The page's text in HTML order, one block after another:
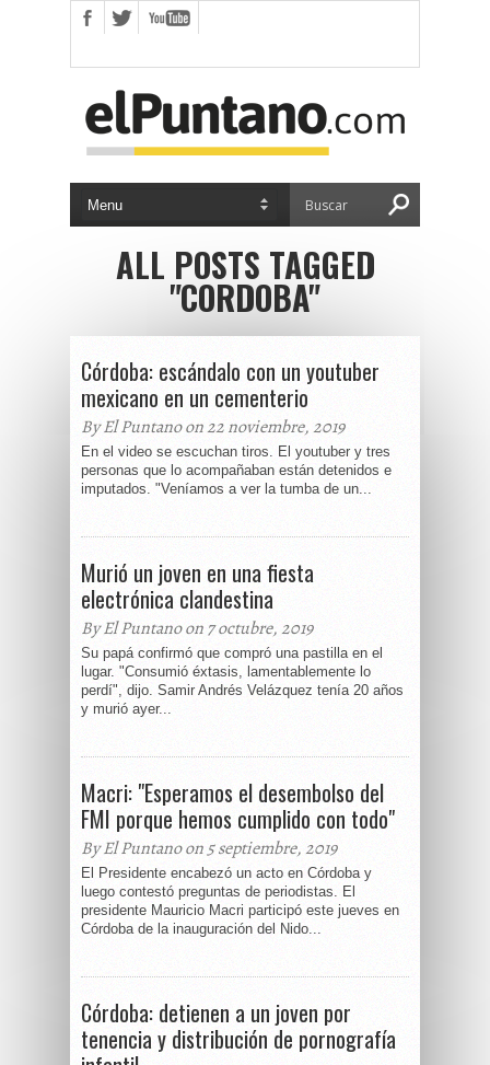
ALL POSTS TAGGED
"CORDOBA"
Córdoba: escándalo con un youtuber
mexicano en un cementerio
By El Puntano on 22 noviembre, 2019
En el video se escuchan tiros. El youtuber y tres
personas que lo acompañaban están detenidos e
imputados. "Veníamos a ver la tumba de un...
Murió un joven en una fiesta
electrónica clandestina
By El Puntano on 7 octubre, 2019
Su papá confirmó que compró una pastilla en el
lugar. "Consumió éxtasis, lamentablemente lo
perdí", dijo. Samir Andrés Velázquez tenía 20 años
y murió ayer...
Macri: "Esperamos el desembolso del
FMI porque hemos cumplido con todo"
By El Puntano on 5 septiembre, 2019
El Presidente encabezó un acto en Córdoba y
luego contestó preguntas de periodistas. El
presidente Mauricio Macri participó este jueves en
Córdoba de la inauguración del Nido...
Córdoba: detienen a un joven por
tenencia y distribución de pornografía